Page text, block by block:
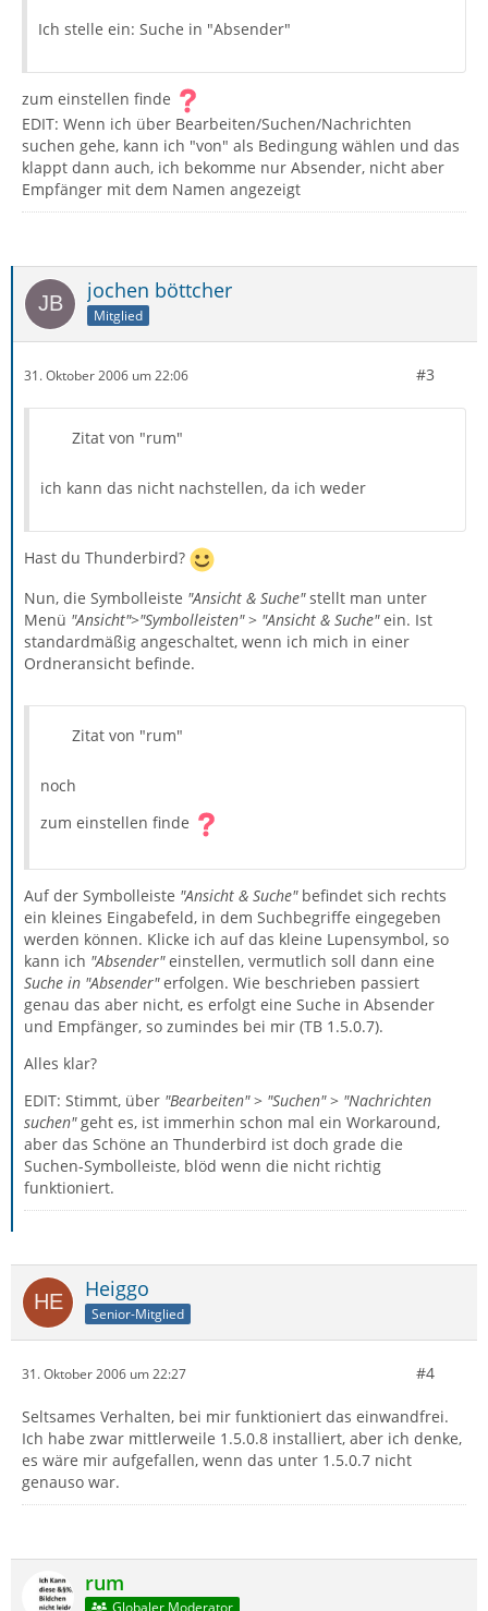
Ich stelle ein: Suche in "Absender"
zum einstellen finde
EDIT: Wenn ich über Bearbeiten/Suchen/Nachrichten
suchen gehe, kann ich "von" als Bedingung wählen und das
klappt dann auch, ich bekomme nur Absender, nicht aber
Empfänger mit dem Namen angezeigt
jochen böttcher
Mitglied
31. Oktober 2006 um 22:06 #3
Zitat von "rum"
ich kann das nicht nachstellen, da ich weder
Hast du Thunderbird?
Nun, die Symbolleiste "Ansicht & Suche"stellt man unter
Menü "Ansicht">"Symbolleisten"> "Ansicht & Suche"ein. Ist
standardmäßig angeschaltet, wenn ich mich in einer
Ordneransicht befinde.
Zitat von "rum"
noch
zum einstellen finde
Auf der Symbolleiste "Ansicht & Suche"befindet sich rechts
ein kleines Eingabefeld, in dem Suchbegriffe eingegeben
werden können. Klicke ich auf das kleine Lupensymbol, so
kann ich "Absender"einstellen, vermutlich soll dann eine
Suche in "Absender"erfolgen. Wie beschrieben passiert
genau das aber nicht, es erfolgt eine Suche in Absender
und Empfänger, so zumindes bei mir (TB 1.5.0.7).
Alles klar?
EDIT: Stimmt, über "Bearbeiten"> "Suchen"> "Nachrichten
suchen"geht es, ist immerhin schon mal ein Workaround,
aber das Schöne an Thunderbird ist doch grade die
Suchen-Symbolleiste, blöd wenn die nicht richtig
funktioniert.
Heiggo
Senior-Mitglied
31. Oktober 2006 um 22:27 #4
Seltsames Verhalten, bei mir funktioniert das einwandfrei.
Ich habe zwar mittlerweile 1.5.0.8 installiert, aber ich denke,
es wäre mir aufgefallen, wenn das unter 1.5.0.7 nicht
genauso war.
rum